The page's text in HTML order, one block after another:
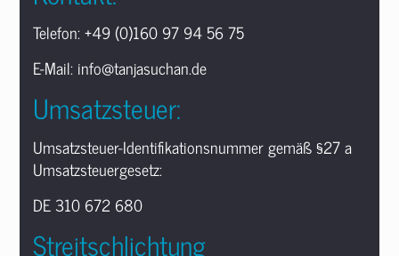
Telefon: +49 (0)160 97 94 56 75
E-Mail: info@tanjasuchan.de
Umsatzsteuer:
Umsatzsteuer-Identifikationsnummer gemäß §27 a
Umsatzsteuergesetz:
DE 310 672 680
Streitschlichtung